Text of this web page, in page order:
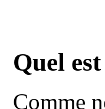
Quel
Comme